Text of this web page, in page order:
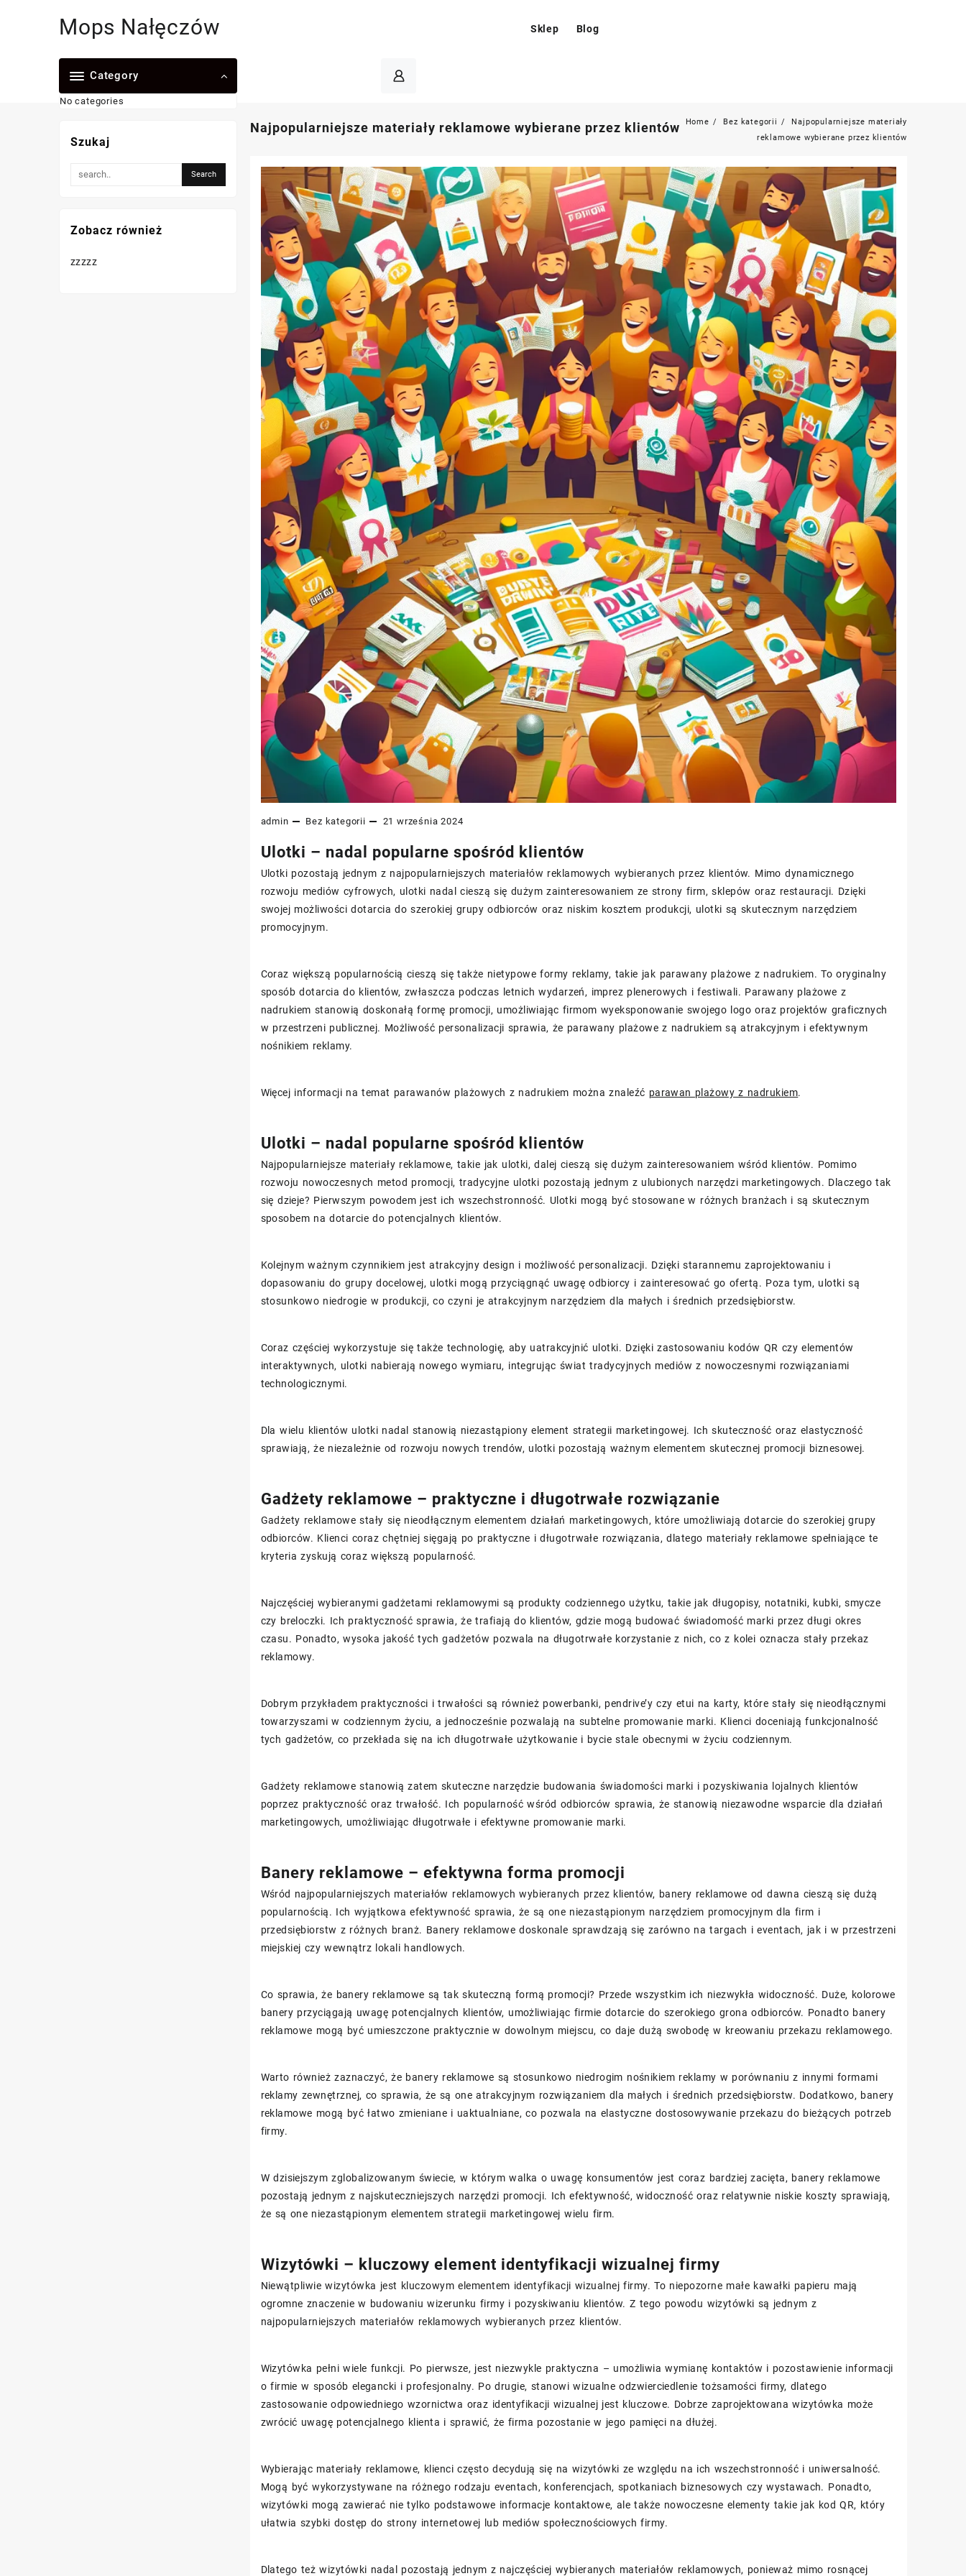
Mops Nałęczów Sklep Blog
Category
No categories
Najpopularniejsze materiały reklamowe wybierane przez klientów Home Bez kategorii
Najpopularniejsze materiały
reklamowe wybierane przez klientów
admin Bez kategorii 21 września 2024
Ulotki – nadal popularne spośród klientów
Ulotki pozostają jednym z najpopularniejszych materiałów reklamowych wybieranych przez klientów. Mimo dynamicznego
rozwoju mediów cyfrowych, ulotki nadal cieszą się dużym zainteresowaniem ze strony firm, sklepów oraz restauracji. Dzięki
swojej możliwości dotarcia do szerokiej grupy odbiorców oraz niskim kosztem produkcji, ulotki są skutecznym narzędziem
promocyjnym.
Coraz większą popularnością cieszą się także nietypowe formy reklamy, takie jak parawany plażowe z nadrukiem. To oryginalny
sposób dotarcia do klientów, zwłaszcza podczas letnich wydarzeń, imprez plenerowych i festiwali. Parawany plażowe z
nadrukiem stanowią doskonałą formę promocji, umożliwiając firmom wyeksponowanie swojego logo oraz projektów graficznych
w przestrzeni publicznej. Możliwość personalizacji sprawia, że parawany plażowe z nadrukiem są atrakcyjnym i efektywnym
nośnikiem reklamy.
Więcej informacji na temat parawanów plażowych z nadrukiem można znaleźć parawan plażowy z nadrukiem.
Ulotki – nadal popularne spośród klientów
Najpopularniejsze materiały reklamowe, takie jak ulotki, dalej cieszą się dużym zainteresowaniem wśród klientów. Pomimo
rozwoju nowoczesnych metod promocji, tradycyjne ulotki pozostają jednym z ulubionych narzędzi marketingowych. Dlaczego tak
się dzieje? Pierwszym powodem jest ich wszechstronność. Ulotki mogą być stosowane w różnych branżach i są skutecznym
sposobem na dotarcie do potencjalnych klientów.
Kolejnym ważnym czynnikiem jest atrakcyjny design i możliwość personalizacji. Dzięki starannemu zaprojektowaniu i
dopasowaniu do grupy docelowej, ulotki mogą przyciągnąć uwagę odbiorcy i zainteresować go ofertą. Poza tym, ulotki są
stosunkowo niedrogie w produkcji, co czyni je atrakcyjnym narzędziem dla małych i średnich przedsiębiorstw.
Coraz częściej wykorzystuje się także technologię, aby uatrakcyjnić ulotki. Dzięki zastosowaniu kodów QR czy elementów
interaktywnych, ulotki nabierają nowego wymiaru, integrując świat tradycyjnych mediów z nowoczesnymi rozwiązaniami
technologicznymi.
Dla wielu klientów ulotki nadal stanowią niezastąpiony element strategii marketingowej. Ich skuteczność oraz elastyczność
sprawiają, że niezależnie od rozwoju nowych trendów, ulotki pozostają ważnym elementem skutecznej promocji biznesowej.
Gadżety reklamowe – praktyczne i długotrwałe rozwiązanie
Gadżety reklamowe stały się nieodłącznym elementem działań marketingowych, które umożliwiają dotarcie do szerokiej grupy
odbiorców. Klienci coraz chętniej sięgają po praktyczne i długotrwałe rozwiązania, dlatego materiały reklamowe spełniające te
kryteria zyskują coraz większą popularność.
Najczęściej wybieranymi gadżetami reklamowymi są produkty codziennego użytku, takie jak długopisy, notatniki, kubki, smycze
czy breloczki. Ich praktyczność sprawia, że trafiają do klientów, gdzie mogą budować świadomość marki przez długi okres
czasu. Ponadto, wysoka jakość tych gadżetów pozwala na długotrwałe korzystanie z nich, co z kolei oznacza stały przekaz
reklamowy.
Dobrym przykładem praktyczności i trwałości są również powerbanki, pendrive’y czy etui na karty, które stały się nieodłącznymi
towarzyszami w codziennym życiu, a jednocześnie pozwalają na subtelne promowanie marki. Klienci doceniają funkcjonalność
tych gadżetów, co przekłada się na ich długotrwałe użytkowanie i bycie stale obecnymi w życiu codziennym.
Gadżety reklamowe stanowią zatem skuteczne narzędzie budowania świadomości marki i pozyskiwania lojalnych klientów
poprzez praktyczność oraz trwałość. Ich popularność wśród odbiorców sprawia, że stanowią niezawodne wsparcie dla działań
marketingowych, umożliwiając długotrwałe i efektywne promowanie marki.
Banery reklamowe – efektywna forma promocji
Wśród najpopularniejszych materiałów reklamowych wybieranych przez klientów, banery reklamowe od dawna cieszą się dużą
popularnością. Ich wyjątkowa efektywność sprawia, że są one niezastąpionym narzędziem promocyjnym dla firm i
przedsiębiorstw z różnych branż. Banery reklamowe doskonale sprawdzają się zarówno na targach i eventach, jak i w przestrzeni
miejskiej czy wewnątrz lokali handlowych.
Co sprawia, że banery reklamowe są tak skuteczną formą promocji? Przede wszystkim ich niezwykła widoczność. Duże, kolorowe
banery przyciągają uwagę potencjalnych klientów, umożliwiając firmie dotarcie do szerokiego grona odbiorców. Ponadto banery
reklamowe mogą być umieszczone praktycznie w dowolnym miejscu, co daje dużą swobodę w kreowaniu przekazu reklamowego.
Warto również zaznaczyć, że banery reklamowe są stosunkowo niedrogim nośnikiem reklamy w porównaniu z innymi formami
reklamy zewnętrznej, co sprawia, że są one atrakcyjnym rozwiązaniem dla małych i średnich przedsiębiorstw. Dodatkowo, banery
reklamowe mogą być łatwo zmieniane i uaktualniane, co pozwala na elastyczne dostosowywanie przekazu do bieżących potrzeb
firmy.
W dzisiejszym zglobalizowanym świecie, w którym walka o uwagę konsumentów jest coraz bardziej zacięta, banery reklamowe
pozostają jednym z najskuteczniejszych narzędzi promocji. Ich efektywność, widoczność oraz relatywnie niskie koszty sprawiają,
że są one niezastąpionym elementem strategii marketingowej wielu firm.
Wizytówki – kluczowy element identyfikacji wizualnej firmy
Niewątpliwie wizytówka jest kluczowym elementem identyfikacji wizualnej firmy. To niepozorne małe kawałki papieru mają
ogromne znaczenie w budowaniu wizerunku firmy i pozyskiwaniu klientów. Z tego powodu wizytówki są jednym z
najpopularniejszych materiałów reklamowych wybieranych przez klientów.
Wizytówka pełni wiele funkcji. Po pierwsze, jest niezwykle praktyczna – umożliwia wymianę kontaktów i pozostawienie informacji
o firmie w sposób elegancki i profesjonalny. Po drugie, stanowi wizualne odzwierciedlenie tożsamości firmy, dlatego
zastosowanie odpowiedniego wzornictwa oraz identyfikacji wizualnej jest kluczowe. Dobrze zaprojektowana wizytówka może
zwrócić uwagę potencjalnego klienta i sprawić, że firma pozostanie w jego pamięci na dłużej.
Wybierając materiały reklamowe, klienci często decydują się na wizytówki ze względu na ich wszechstronność i uniwersalność.
Mogą być wykorzystywane na różnego rodzaju eventach, konferencjach, spotkaniach biznesowych czy wystawach. Ponadto,
wizytówki mogą zawierać nie tylko podstawowe informacje kontaktowe, ale także nowoczesne elementy takie jak kod QR, który
ułatwia szybki dostęp do strony internetowej lub mediów społecznościowych firmy.
Dlatego też wizytówki nadal pozostają jednym z najczęściej wybieranych materiałów reklamowych, ponieważ mimo rosnącej
Szukaj
Zobacz również
zzzzz